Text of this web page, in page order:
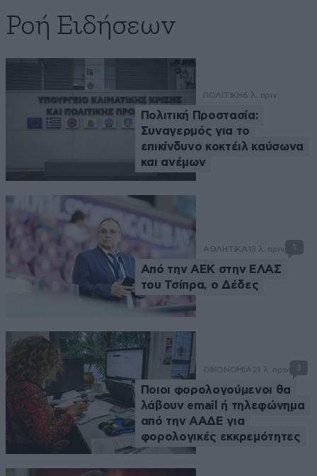
Ροή Ειδήσεων
ΠΟΛΙΤΙΚΗ6 λ. πριν
Πολιτική Προστασία:
Συναγερμός για το
επικίνδυνο κοκτέιλ καύσωνα
και ανέμων
ΑΘΛΗΤΙΚΑ 13 λ. πριν 1
Από την ΑΕΚ στην ΕΛΑΣ
του Τσίπρα, ο Δέδες
ΟΙΚΟΝΟΜΙΑ21 λ. πριν 3
Ποιοι φορολογούμενοι θα
λάβουν email ή τηλεφώνημα
από την ΑΑΔΕ για
φορολογικές εκκρεμότητες